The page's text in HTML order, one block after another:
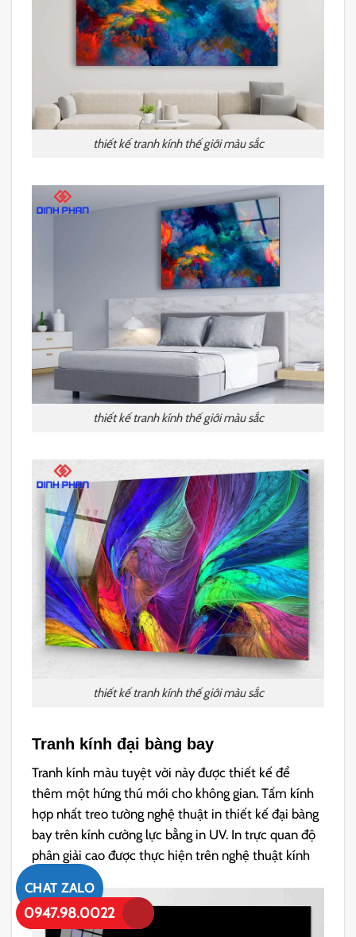
CHAT ZALO
0947.98.0022
thiết kế tranh kính thế giới màu sắc
thiết kế tranh kính thế giới màu sắc
thiết kế tranh kính thế giới màu sắc
Tranh kính đại bàng bay
Tranh kính màu tuyệt vời này được thiết kế để
thêm một hứng thú mới cho không gian.Tấm kính
hợp nhất treo tường nghệ thuật in thiết kế đại bàng
bay trên kính cường lực bằng in UV. In trực quan độ
phân giải cao được thực hiện trên nghệ thuật kính